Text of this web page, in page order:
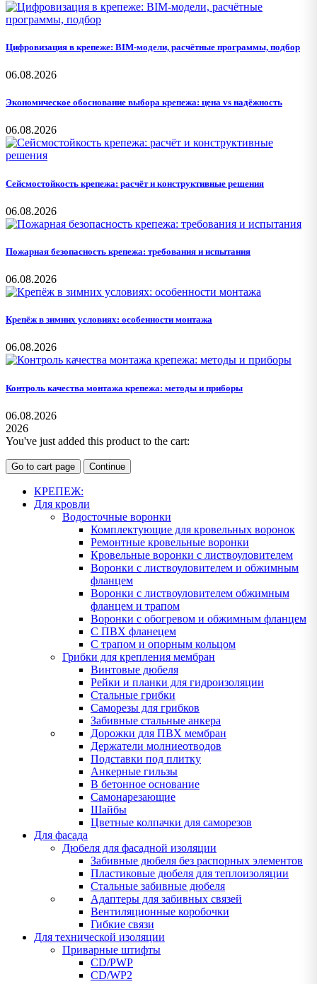
Цифровизация в крепеже: BIM-модели, расчётные программы, подбор
06.08.2026
Экономическое обоснование выбора крепежа: цена vs надёжность
06.08.2026
Сейсмостойкость крепежа: расчёт и конструктивные решения
06.08.2026
Пожарная безопасность крепежа: требования и испытания
06.08.2026
Крепёж в зимних условиях: особенности монтажа
06.08.2026
Контроль качества монтажа крепежа: методы и приборы
06.08.2026
2026
You've just added this product to the cart:
Go to cart page Continue
КРЕПЕЖ:
Для кровли
Водосточные воронки
Комплектующие для кровельных воронок
Ремонтные кровельные воронки
Кровельные воронки с листвоуловителем
Воронки с листвоуловителем и обжимным
фланцем
Воронки с листвоуловителем обжимным
фланцем и трапом
Воронки с обогревом и обжимным фланцем
С ПВХ фланецем
С трапом и опорным кольцом
Грибки для крепления мембран
Винтовые дюбеля
Рейки и планки для гидроизоляции
Стальные грибки
Саморезы для грибков
Забивные стальные анкера
Дорожки для ПВХ мембран
Держатели молниеотводов
Подставки под плитку
Анкерные гильзы
В бетонное основание
Самонарезающие
Шайбы
Цветные колпачки для саморезов
Для фасада
Дюбеля для фасадной изоляции
Забивные дюбеля без распорных элементов
Пластиковые дюбеля для теплоизоляции
Стальные забивные дюбеля
Адаптеры для забивных связей
Вентиляционные коробочки
Гибкие связи
Для технической изоляции
Приварные штифты
CD/PWP
CD/WP2